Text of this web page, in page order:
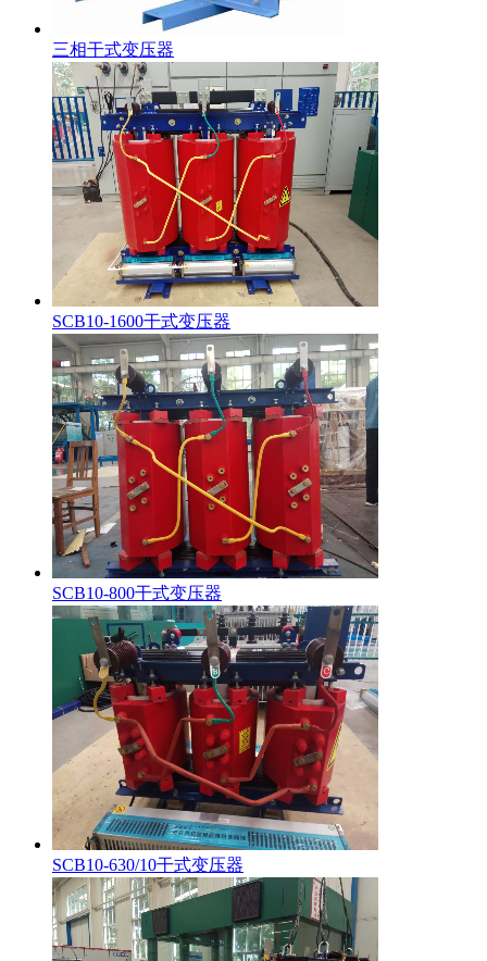
三相干式变压器
SCB10-1600干式变压器
SCB10-800干式变压器
SCB10-630/10干式变压器